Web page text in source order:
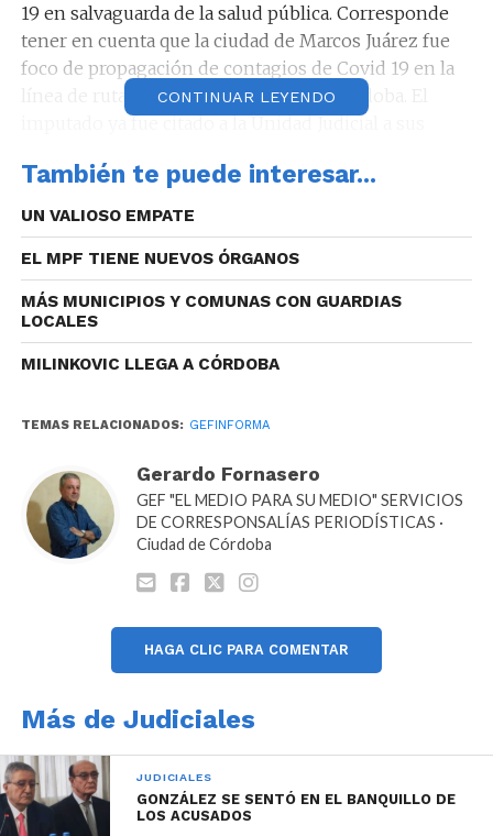
19 en salvaguarda de la salud pública. Corresponde
tener en cuenta que la ciudad de Marcos Juárez fue
foco de propagación de contagios de Covid 19 en la
línea de ruta 9 sur en la provincia de Córdoba. El
imputado ya fue citado a la Unidad Judicial a sus
CONTINUAR LEYENDO
También te puede interesar...
UN VALIOSO EMPATE
EL MPF TIENE NUEVOS ÓRGANOS
MÁS MUNICIPIOS Y COMUNAS CON GUARDIAS
LOCALES
MILINKOVIC LLEGA A CÓRDOBA
TEMAS RELACIONADOS: GEFINFORMA
Gerardo Fornasero
GEF "EL MEDIO PARA SU MEDIO" SERVICIOS
DE CORRESPONSALÍAS PERIODÍSTICAS ·
Ciudad de Córdoba
HAGA CLIC PARA COMENTAR
Más de Judiciales
JUDICIALES
GONZÁLEZ SE SENTÓ EN EL BANQUILLO DE
LOS ACUSADOS